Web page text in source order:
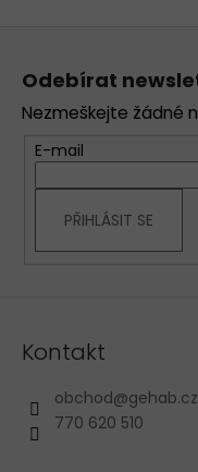
Odebírat
Nezmeškejte žádné
E-mail
PŘIHLÁSIT SE
Kontakt
obchod@gehab.cz
770 620 510